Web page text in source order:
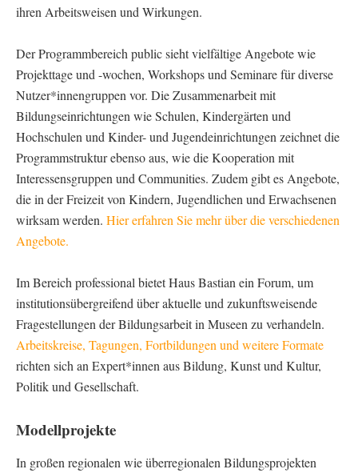
ihren Arbeitsweisen und Wirkungen.
Der Programmbereich public sieht vielfältige Angebote wie
Projekttage und -wochen, Workshops und Seminare für diverse
Nutzer*innengruppen vor. Die Zusammenarbeit mit
Bildungseinrichtungen wie Schulen, Kindergärten und
Hochschulen und Kinder- und Jugendeinrichtungen zeichnet die
Programmstruktur ebenso aus, wie die Kooperation mit
Interessensgruppen und Communities. Zudem gibt es Angebote,
die in der Freizeit von Kindern, Jugendlichen und Erwachsenen
wirksam werden. Hier erfahren Sie mehr über die verschiedenen
Angebote.
Im Bereich professional bietet Haus Bastian ein Forum, um
institutionsübergreifend über aktuelle und zukunftsweisende
Fragestellungen der Bildungsarbeit in Museen zu verhandeln.
Arbeitskreise, Tagungen, Fortbildungen und weitere Formate
richten sich an Expert*innen aus Bildung, Kunst und Kultur,
Politik und Gesellschaft.
Modellprojekte
In großen regionalen wie überregionalen Bildungsprojekten